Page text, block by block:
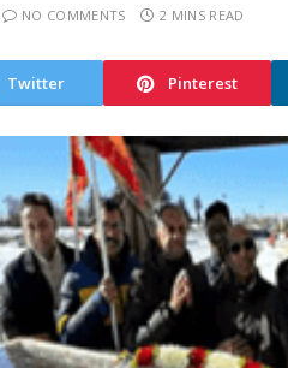
NO COMMENTS 2 MINS READ
Twitter Pinterest